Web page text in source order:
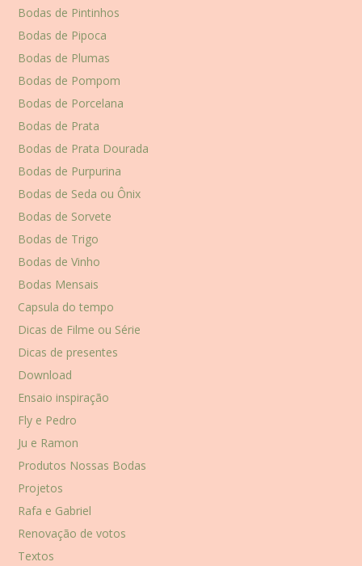
Bodas de Pintinhos
Bodas de Pipoca
Bodas de Plumas
Bodas de Pompom
Bodas de Porcelana
Bodas de Prata
Bodas de Prata Dourada
Bodas de Purpurina
Bodas de Seda ou Ônix
Bodas de Sorvete
Bodas de Trigo
Bodas de Vinho
Bodas Mensais
Capsula do tempo
Dicas de Filme ou Série
Dicas de presentes
Download
Ensaio inspiração
Fly e Pedro
Ju e Ramon
Produtos Nossas Bodas
Projetos
Rafa e Gabriel
Renovação de votos
Textos